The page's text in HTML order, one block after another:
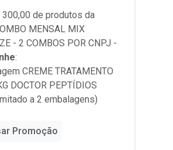
300,00 de produtos da
MENSAL MIX
- 2 COMBOS POR CNPJ -
:
CREME TRATAMENTO
DOCTOR PEPTÍDIOS
a 2 embalagens)
Promoção